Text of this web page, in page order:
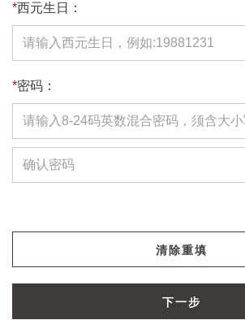
*西元生日：
*密码：